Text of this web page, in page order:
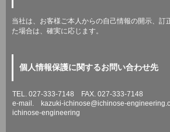
当社は、お客様ご本人からの自己情報の開示、訂
た場合は、確実に応じます。
個人情報保護に関するお問い合わせ先
TEL. 027-333-7148 FAX. 027-333-7148
e-mail. kazuki-ichinose@ichinose-
ichinose-engineering